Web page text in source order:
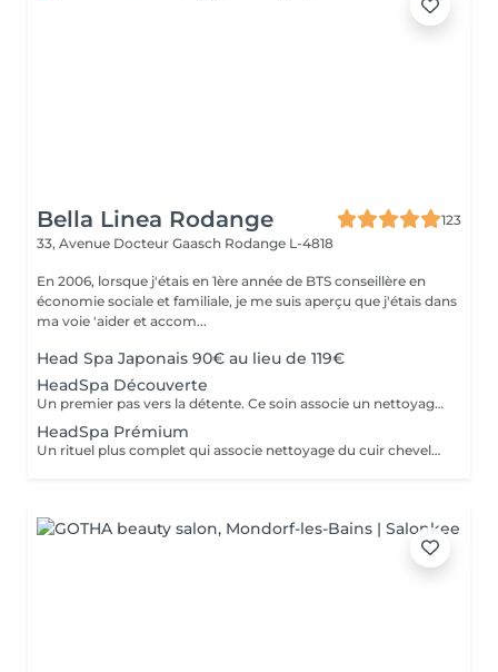
Bella Linea Rodange
123
33, Avenue Docteur Gaasch Rodange L-4818
En 2006, lorsque j'étais en 1ère année de BTS conseillère en
économie sociale et familiale, je me suis aperçu que j'étais dans
ma voie 'aider et accom...
Head Spa Japonais 90€ au lieu de 119€
HeadSpa Découverte
Un premier pas vers la détente. Ce soin associe un nettoyage doux du cuir chevelu à un massage relaxant qui stimule la circulation et libère les tensions. Idéal pour découvrir l'expérience Head Spa et profiter d'un moment de bien-être immédiat.
HeadSpa Prémium
Un rituel plus complet qui associe nettoyage du cuir chevelu, massage profond et soins spécifiques adaptés à vos besoins (hydratation, apaisement, vitalité). L'utilisation de vapeur permet de renforcer l'efficacité des soins et d'apporter une relaxation encore plus intense.